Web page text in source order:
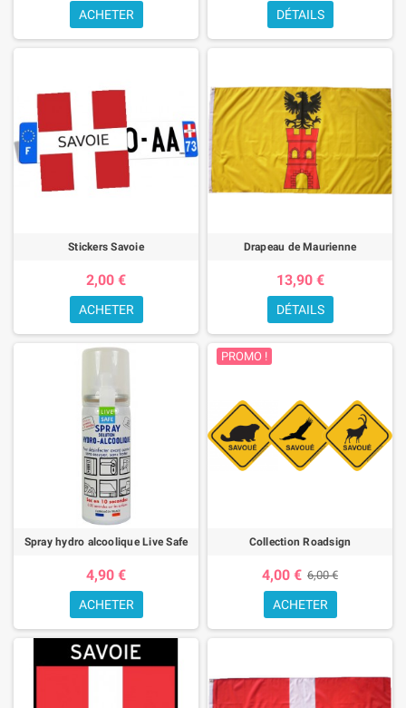
ACHETER DÉTAILS
Stickers Savoie
2,00 €
ACHETER
Drapeau de Maurienne
13,90 €
DÉTAILS
Spray hydro alcoolique Live Safe
4,90 €
ACHETER
PROMO !
Collection Roadsign
4,00 € 6,00 €
ACHETER